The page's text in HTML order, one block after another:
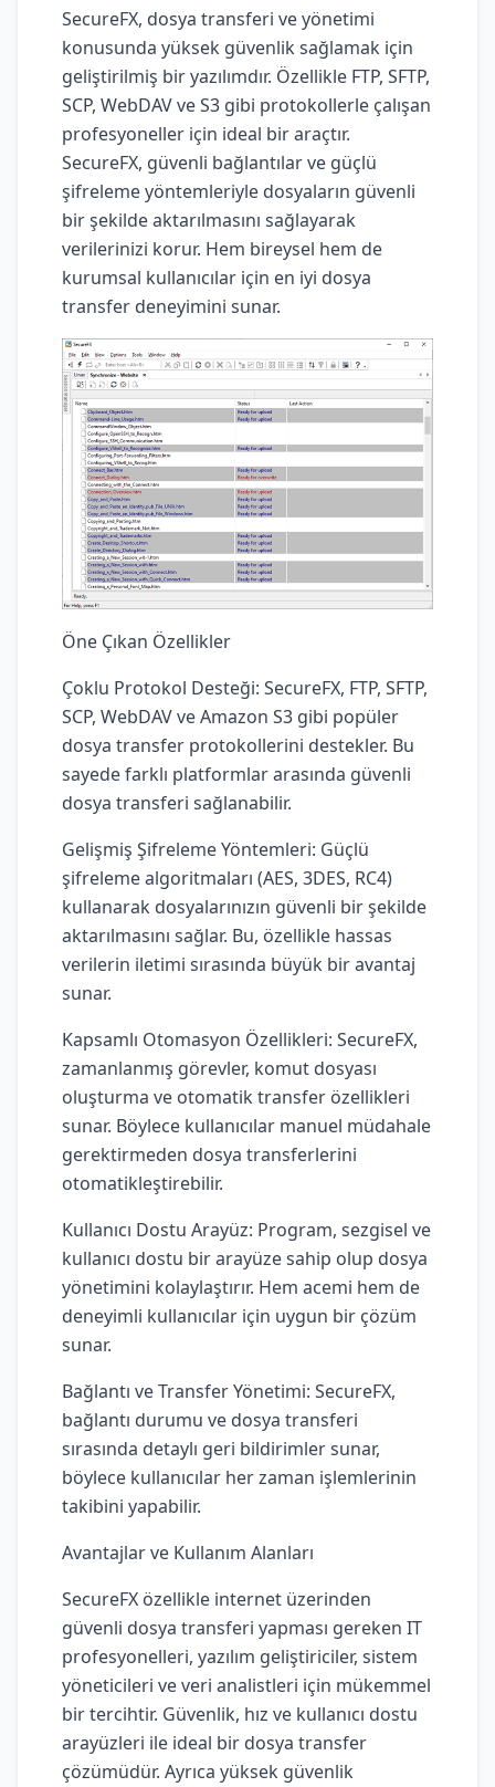
SecureFX, dosya transferi ve yönetimi
konusunda yüksek güvenlik sağlamak için
geliştirilmiş bir yazılımdır. Özellikle FTP, SFTP,
SCP, WebDAV ve S3 gibi protokollerle çalışan
profesyoneller için ideal bir araçtır.
SecureFX, güvenli bağlantılar ve güçlü
şifreleme yöntemleriyle dosyaların güvenli
bir şekilde aktarılmasını sağlayarak
verilerinizi korur. Hem bireysel hem de
kurumsal kullanıcılar için en iyi dosya
transfer deneyimini sunar.
Öne Çıkan Özellikler
Çoklu Protokol Desteği: SecureFX, FTP, SFTP,
SCP, WebDAV ve Amazon S3 gibi popüler
dosya transfer protokollerini destekler. Bu
sayede farklı platformlar arasında güvenli
dosya transferi sağlanabilir.
Gelişmiş Şifreleme Yöntemleri: Güçlü
şifreleme algoritmaları (AES, 3DES, RC4)
kullanarak dosyalarınızın güvenli bir şekilde
aktarılmasını sağlar. Bu, özellikle hassas
verilerin iletimi sırasında büyük bir avantaj
sunar.
Kapsamlı Otomasyon Özellikleri: SecureFX,
zamanlanmış görevler, komut dosyası
oluşturma ve otomatik transfer özellikleri
sunar. Böylece kullanıcılar manuel müdahale
gerektirmeden dosya transferlerini
otomatikleştirebilir.
Kullanıcı Dostu Arayüz: Program, sezgisel ve
kullanıcı dostu bir arayüze sahip olup dosya
yönetimini kolaylaştırır. Hem acemi hem de
deneyimli kullanıcılar için uygun bir çözüm
sunar.
Bağlantı ve Transfer Yönetimi: SecureFX,
bağlantı durumu ve dosya transferi
sırasında detaylı geri bildirimler sunar,
böylece kullanıcılar her zaman işlemlerinin
takibini yapabilir.
Avantajlar ve Kullanım Alanları
SecureFX özellikle internet üzerinden
güvenli dosya transferi yapması gereken IT
profesyonelleri, yazılım geliştiriciler, sistem
yöneticileri ve veri analistleri için mükemmel
bir tercihtir. Güvenlik, hız ve kullanıcı dostu
arayüzleri ile ideal bir dosya transfer
çözümüdür. Ayrıca yüksek güvenlik